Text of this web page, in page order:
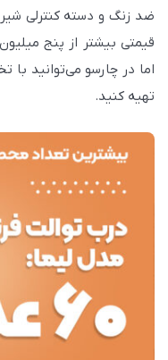
قیمتی بیشتر از پنج
اما در چارسو می‌توانید
تهیه کنید.